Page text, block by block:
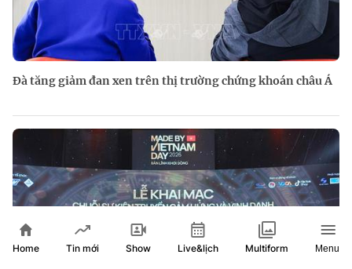
Đà tăng giảm đan xen trên thị trường chứng khoán châu Á
Home Tin mới Show Live&lịch Multiform Menu